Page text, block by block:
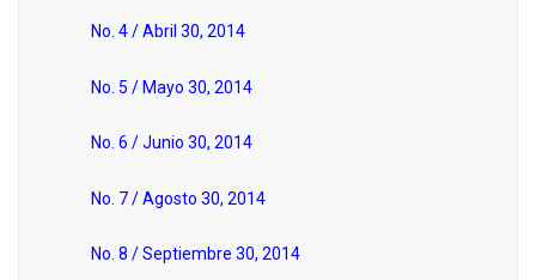
No. 4 / Abril 30, 2014
No. 5 / Mayo 30, 2014
No. 6 / Junio 30, 2014
No. 7 / Agosto 30, 2014
No. 8 / Septiembre 30, 2014